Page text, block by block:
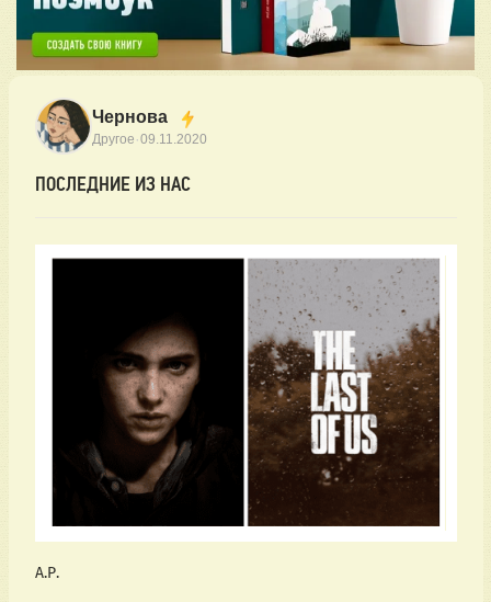
Чернова
Другое ·09.11.2020
ПОСЛЕДНИЕ ИЗ НАС
А.Р.